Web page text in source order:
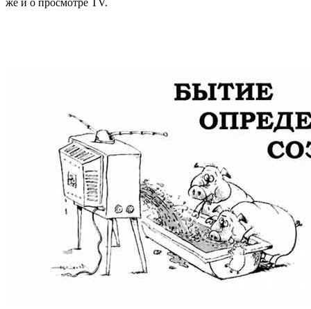
же и о просмотре TV.